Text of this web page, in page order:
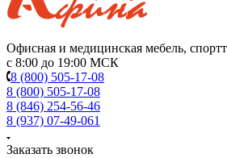
Офисная и медицинская мебель,
с 8:00 до 19:00 МСК
8 (800) 505-17-08
8 (800) 505-17-08
8 (846) 254-56-46
8 (937) 07-49-061
Заказать звонок